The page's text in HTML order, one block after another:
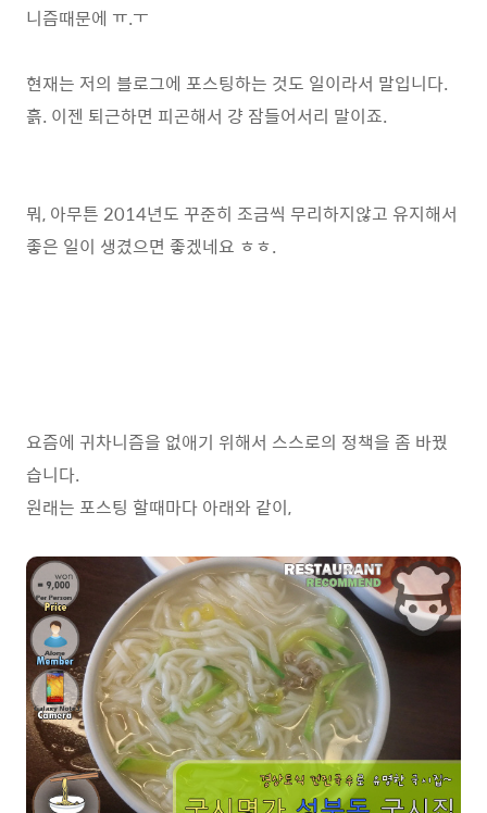
니즘때문에 ㅠ.ㅜ
현재는 저의 블로그에 포스팅하는 것도 일이라서 말입니다.
흙. 이젠 퇴근하면 피곤해서 걍 잠들어서리 말이죠.
뭐, 아무튼 2014년도 꾸준히 조금씩 무리하지않고 유지해서
좋은 일이 생겼으면 좋겠네요 ㅎㅎ.
요즘에 귀차니즘을 없애기 위해서 스스로의 정책을 좀 바꿨
습니다.
원래는 포스팅 할때마다 아래와 같이,